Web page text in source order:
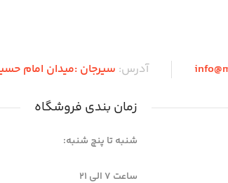
آدرس: سیرجان :میدان امام
زمان بندی فروشگاه
شنبه تا پنچ شنبه:
ساعت 7 الی ۲۱